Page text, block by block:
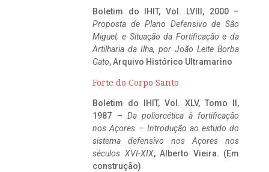
Boletim do IHIT, Vol. LVIII, 2000 –
Proposta de Plano Defensivo de São
Miguel, e Situação da Fortificação e da
Artilharia da Ilha, por João Leite Borba
Gato, Arquivo Histórico Ultramarino
Forte do Corpo Santo
Boletim do IHIT, Vol. XLV, Tomo II,
1987 – Da poliorcética à fortificação
nos Açores – Introdução ao estudo do
sistema defensivo nos Açores nos
séculos XVI-XIX, Alberto Vieira. (Em
construção)